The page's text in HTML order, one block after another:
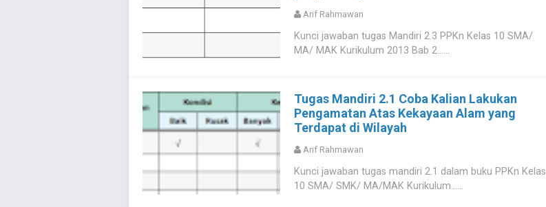
Arif Rahmawan
Kunci jawaban tugas Mandiri 2.3 PPKn Kelas 10 SMA/
MA/ MAK Kurikulum 2013 Bab 2......
Tugas Mandiri 2.1 Coba Kalian Lakukan
Pengamatan Atas Kekayaan Alam yang
Terdapat di Wilayah
Arif Rahmawan
Kunci jawaban tugas mandiri 2.1 dalam buku PPKn Kelas
10 SMA/ SMK/ MA/MAK Kurikulum......